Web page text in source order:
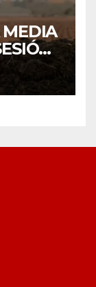
MEDIA